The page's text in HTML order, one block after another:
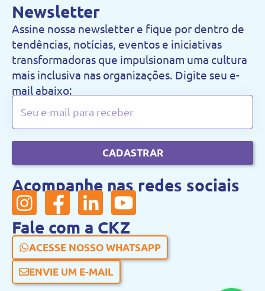
Newsletter
Assine nossa newsletter e fique por dentro de
tendências, notícias, eventos e iniciativas
transformadoras que impulsionam uma cultura
mais inclusiva nas organizações. Digite seu e-
mail abaixo:
CADASTRAR
Acompanhe nas redes sociais
Fale com a CKZ
ACESSE NOSSO WHATSAPP
ENVIE UM E-MAIL